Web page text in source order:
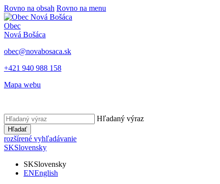
Rovno na obsah Rovno na menu
Obec
Nová Bošáca
obec@novabosaca.sk
+421 940 988 158
Mapa webu
Hľadaný výraz
Hľadať
rozšírené vyhľadávanie
SKSlovensky
SKSlovensky
ENEnglish